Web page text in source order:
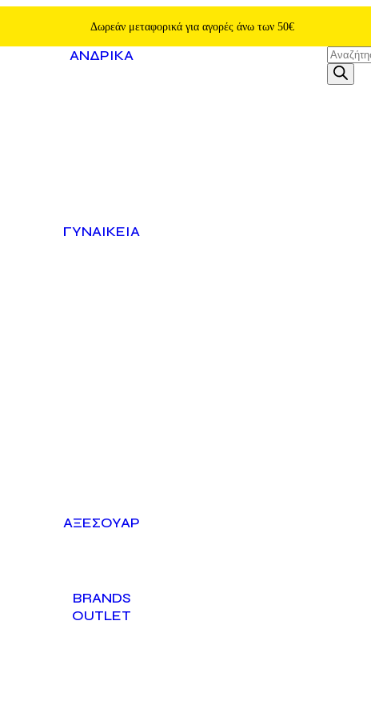
Δωρεάν μεταφορικά για αγορές άνω των 50€
ΑΝΔΡΙΚΆ
ΓΥΝΑΙΚΕΊΑ
ΑΞΕΣΟΥΆΡ
BRANDS
OUTLET